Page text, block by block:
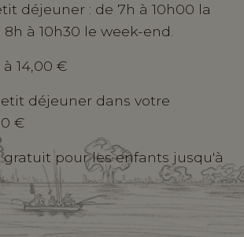
déjeuner : de 7h à 10h00 la
à 10h30 le week-end.
14,00 €
déjeuner dans votre
€
pour les enfants jusqu'à